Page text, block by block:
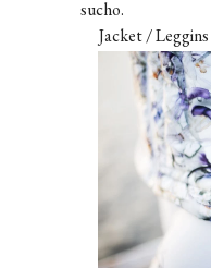
sucho.
Jacket / Leggins